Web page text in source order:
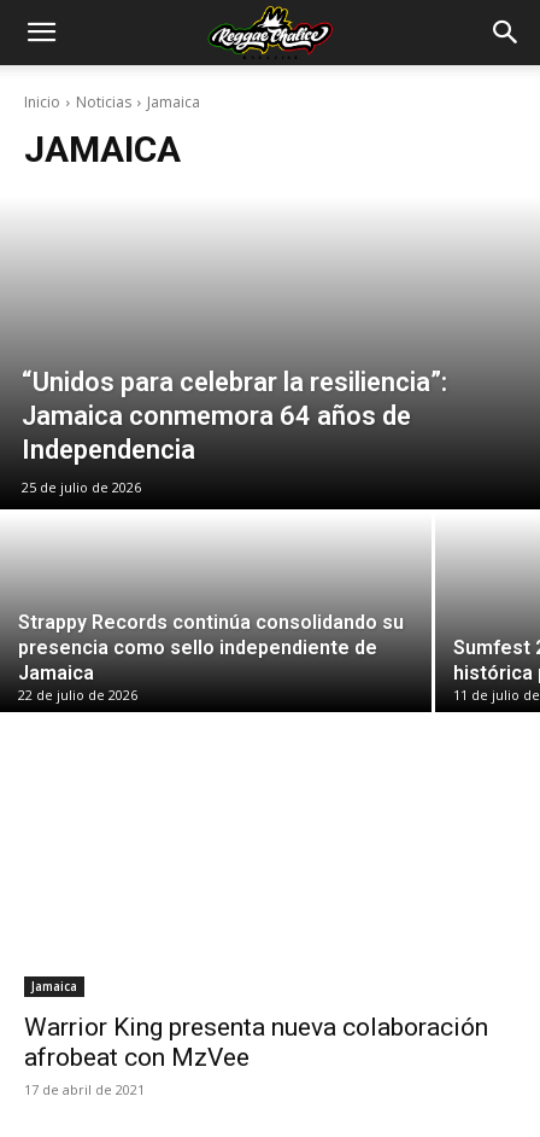
Inicio Noticias Jamaica
JAMAICA
“Unidos para celebrar la resiliencia”:
Jamaica conmemora 64 años de
Independencia
25 de julio de 2026
Strappy Records continúa consolidando su
presencia como sello independiente de
Jamaica
22 de julio de 2026
Sumfest
histórica
11 de julio
Jamaica
Warrior King presenta nueva colaboración
afrobeat con MzVee
17 de abril de 2021